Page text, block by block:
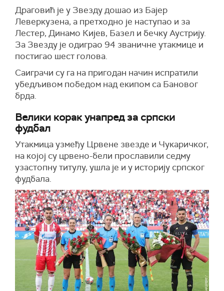
Драговић је у Звезду дошао из Бајер
Леверкузена, а претходно је наступао и за
Лестер, Динамо Кијев, Базел и бечку Аустрију.
За Звезду је одиграо 94 званичне утакмице и
постигао шест голова.
Саиграчи су га на пригодан начин испратили
убедљивом победом над екипом са Бановог
брда.
Велики корак унапред за српски
фудбал
Утакмица узмеђу Црвене звезде и Чукаричког,
на којој су црвено-бели прославили седму
узастопну титулу, ушла је и у историју српског
фудбала.